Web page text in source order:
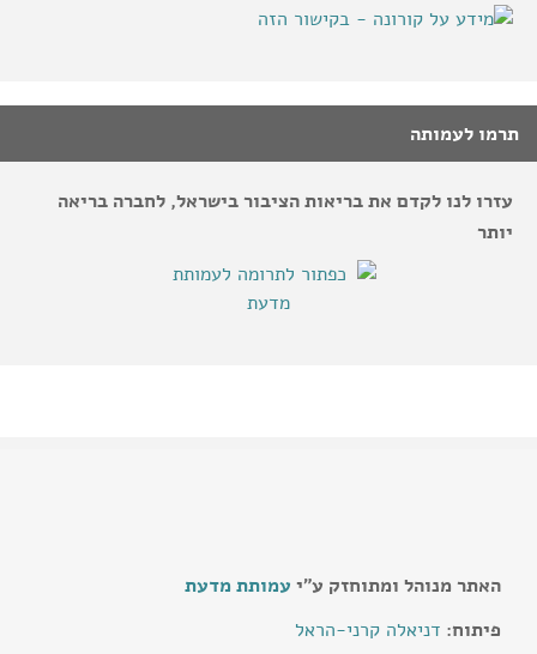
תרמו לעמותה
עזרו לנו לקדם את בריאות הציבור בישראל, לחברה בריאה
יותר
האתר מנוהל ומתוחזק ע"י עמותת מדעת
פיתוח: דניאלה קרני-הראל